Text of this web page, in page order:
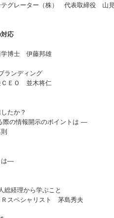
テグレーター（株） 代表取締役 山
応
博士 伊藤邦雄
ランディング
ＣＥＯ 並木将仁
たか？
の情報開示のポイントは —
は—
総経理から学ぶこと
Ｒスペシャリスト 茅島秀夫